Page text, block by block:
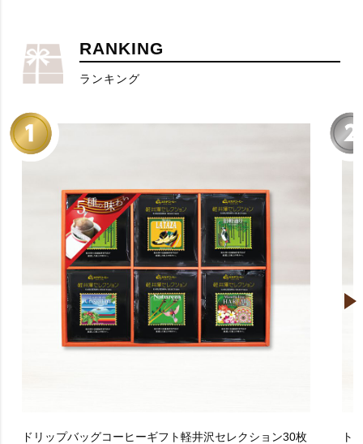
RANKING
ランキング
ドリップバッグコーヒーギフト軽井沢セレクション30枚
ト